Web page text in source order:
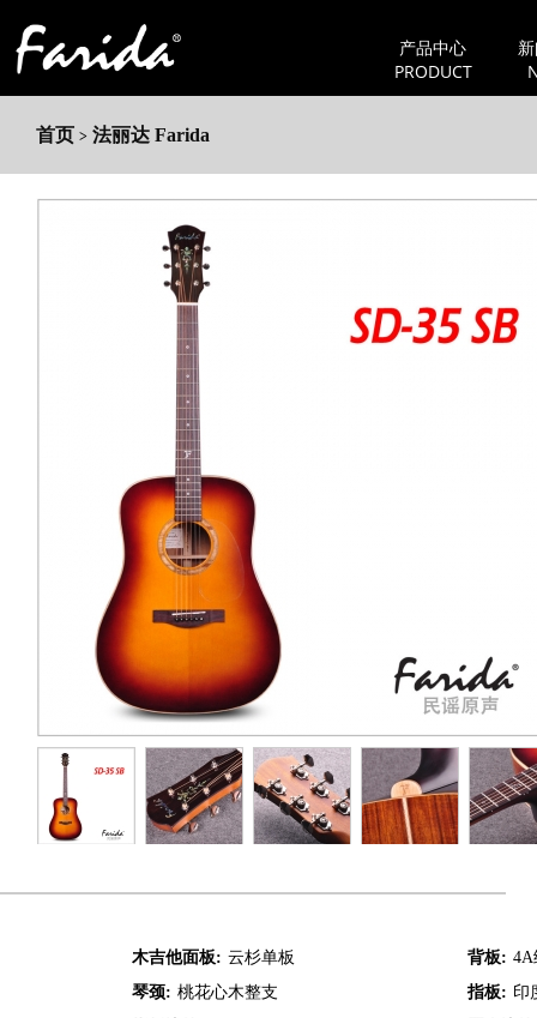
产品中心
PRODUCT
首页 > 法丽达 Farida
木吉他面板: 云杉单板 背板: 4A
琴颈: 桃花心木整支 指板: 印